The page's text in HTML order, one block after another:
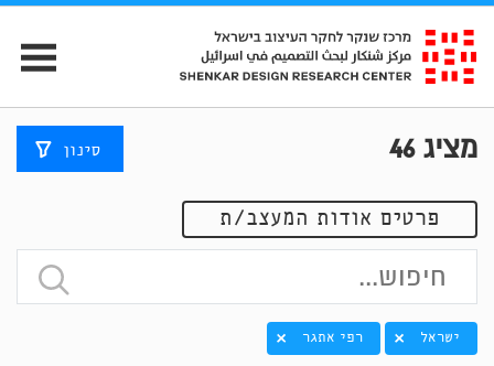
מציג46 סינון
פרטים אודות המעצב/ת
ישראל רפי אתגר